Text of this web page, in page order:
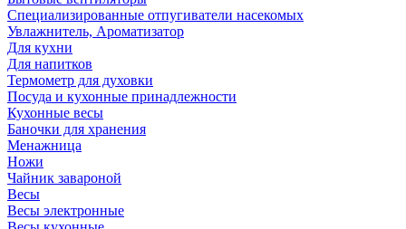
Специализированные отпугиватели насекомых
Увлажнитель, Ароматизатор
Для кухни
Для напитков
Термометр для духовки
Посуда и кухонные принадлежности
Кухонные весы
Баночки для хранения
Менажница
Ножи
Чайник завароной
Весы
Весы электронные